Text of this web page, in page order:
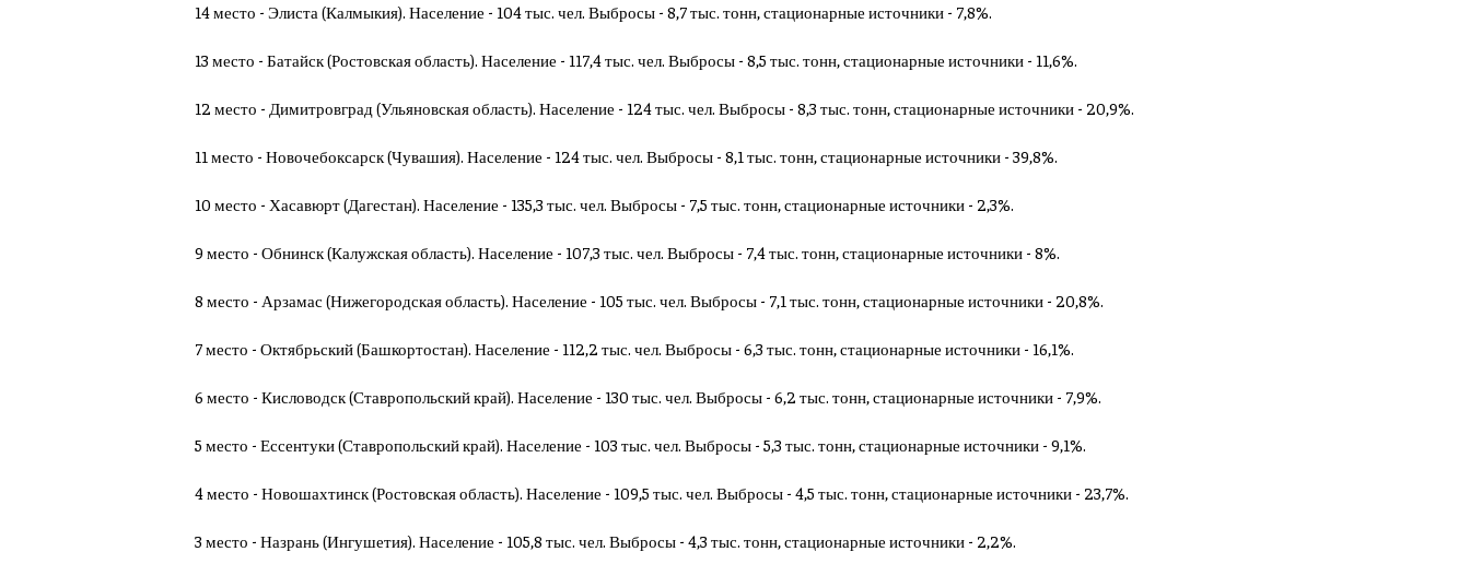
14 место - Элиста (Калмыкия). Население - 104 тыс. чел. Выбросы - 8,7 тыс. тонн, стационарные источники - 7,8%.
13 место - Батайск (Ростовская область). Население - 117,4 тыс. чел. Выбросы - 8,5 тыс. тонн, стационарные источники - 11,6%.
12 место - Димитровград (Ульяновская область). Население - 124 тыс. чел. Выбросы - 8,3 тыс. тонн, стационарные источники - 20,9%.
11 место - Новочебоксарск (Чувашия). Население - 124 тыс. чел. Выбросы - 8,1 тыс. тонн, стационарные источники - 39,8%.
10 место - Хасавюрт (Дагестан). Население - 135,3 тыс. чел. Выбросы - 7,5 тыс. тонн, стационарные источники - 2,3%.
9 место - Обнинск (Калужская область). Население - 107,3 тыс. чел. Выбросы - 7,4 тыс. тонн, стационарные источники - 8%.
8 место - Арзамас (Нижегородская область). Население - 105 тыс. чел. Выбросы - 7,1 тыс. тонн, стационарные источники - 20,8%.
7 место - Октябрьский (Башкортостан). Население - 112,2 тыс. чел. Выбросы - 6,3 тыс. тонн, стационарные источники - 16,1%.
6 место - Кисловодск (Ставропольский край). Население - 130 тыс. чел. Выбросы - 6,2 тыс. тонн, стационарные источники - 7,9%.
5 место - Ессентуки (Ставропольский край). Население - 103 тыс. чел. Выбросы - 5,3 тыс. тонн, стационарные источники - 9,1%.
4 место - Новошахтинск (Ростовская область). Население - 109,5 тыс. чел. Выбросы - 4,5 тыс. тонн, стационарные источники - 23,7%.
3 место - Назрань (Ингушетия). Население - 105,8 тыс. чел. Выбросы - 4,3 тыс. тонн, стационарные источники - 2,2%.